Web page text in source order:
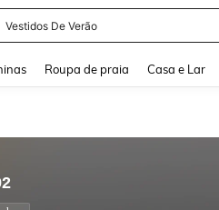
Vestidos De Verão
Roupa de praia Casa e Lar